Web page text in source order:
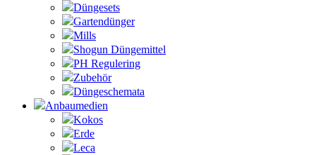
Düngesets
Gartendünger
Mills
Shogun Düngemittel
PH Regulering
Zubehör
Düngeschemata
Anbaumedien
Kokos
Erde
Leca